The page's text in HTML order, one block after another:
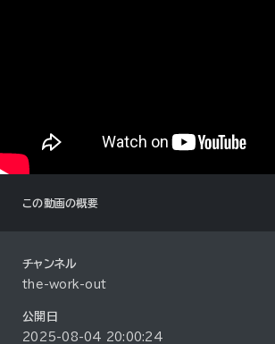
この動画の概要
チャンネル
the-work-out
公開日
2025-08-04 20:00:24